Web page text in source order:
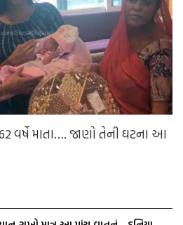
વર્ષે માતા…. જાણો તેની ઘટના આ